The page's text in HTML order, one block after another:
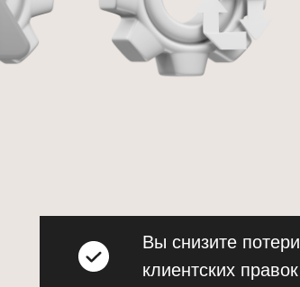
Вы снизите
клиентских